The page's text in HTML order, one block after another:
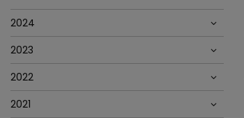
2024
2023
2022
2021